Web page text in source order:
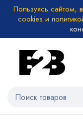
Пользуясь сайтом,
cookies и